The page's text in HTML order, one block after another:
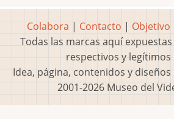
Colabora | Contacto | Objetivo
Todas las marcas aquí
respectivos y legítimos
Idea, página, contenidos y
2001-2026 Museo del